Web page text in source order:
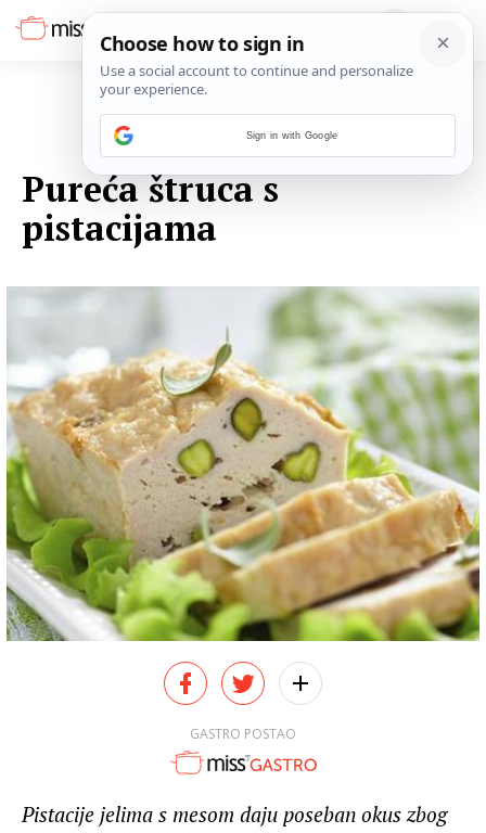
Pureća štruca s
pistacijama
GASTRO POSTAO
Pistacije jelima s mesom daju poseban okus zbog
Sign in with Google